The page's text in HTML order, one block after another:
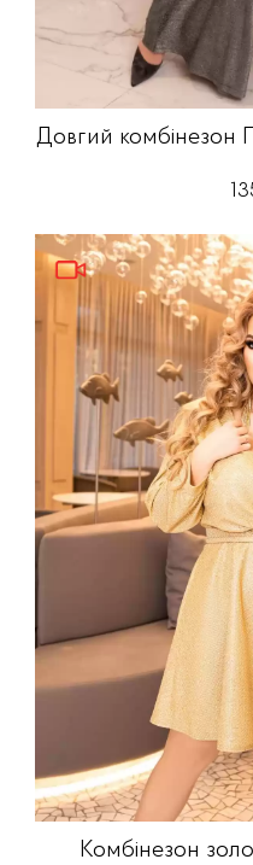
Довгий комбінезон
Комбінезон